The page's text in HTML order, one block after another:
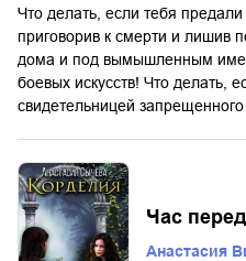
Что делать, если тебя
приговорив к смерти и лишив
дома и под вымышленным
боевых искусств! Что делать,
свидетельницей
Час
Анастасия